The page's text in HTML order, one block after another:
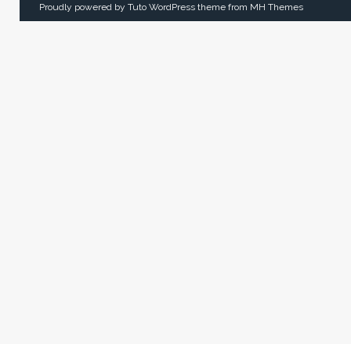
Proudly powered by Tuto WordPress theme from MH Themes